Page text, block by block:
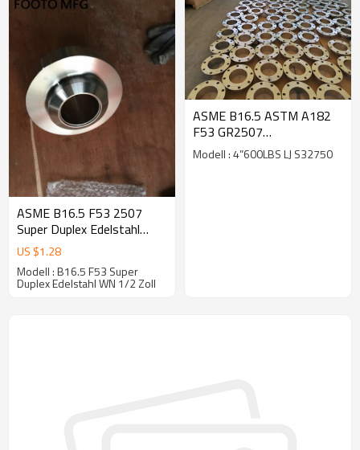
ASME B16.5 F53 2507
Super Duplex Edelstahl
Vorschweißflansche 1/2
Zoll We
US $1.28
Modell : B16.5 F53 Super
Duplex Edelstahl WN 1/2 Zoll
ASME B16.5 ASTM A182
F53 GR2507
Überlappungsflansch CL600
100NB
Modell : 4”600LBS LJ S32750